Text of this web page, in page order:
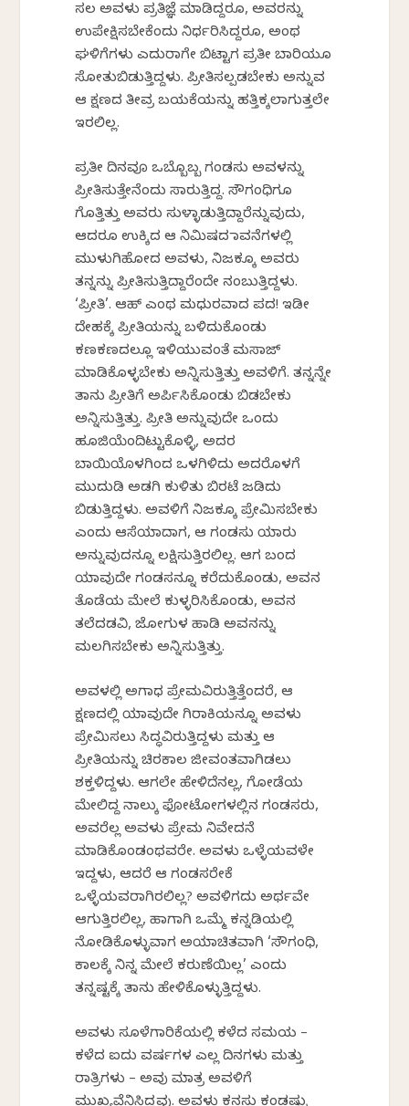
ಸಲ ಅವಳು ಪ್ರತಿಜ್ಞೆ ಮಾಡಿದ್ದರೂ, ಅವರನ್ನು
ಉಪೇಕ್ಷಿಸಬೇಕೆಂದು ನಿರ್ಧರಿಸಿದ್ದರೂ, ಅಂಥ
ಘಳಿಗೆಗಳು ಎದುರಾಗೇ ಬಿಟ್ಟಾಗ ಪ್ರತೀ ಬಾರಿಯೂ
ಸೋತುಬಿಡುತ್ತಿದ್ದಳು. ಪ್ರೀತಿಸಲ್ಪಡಬೇಕು ಅನ್ನುವ
ಆ ಕ್ಷಣದ ತೀವ್ರ ಬಯಕೆಯನ್ನು ಹತ್ತಿಕ್ಕಲಾಗುತ್ತಲೇ
ಇರಲಿಲ್ಲ.
ಪ್ರತೀ ದಿನವೂ ಒಬ್ಬೊಬ್ಬ ಗಂಡಸು ಅವಳನ್ನು
ಪ್ರೀತಿಸುತ್ತೇನೆಂದು ಸಾರುತ್ತಿದ್ದ. ಸೌಗಂಧಿಗೂ
ಗೊತ್ತಿತ್ತು ಅವರು ಸುಳ್ಳಾಡುತ್ತಿದ್ದಾರೆನ್ನುವುದು,
ಆದರೂ ಉಕ್ಕಿದ ಆ ನಿಮಿಷದ ಭಾವನೆಗಳಲ್ಲಿ
ಮುಳುಗಿಹೋದ ಅವಳು, ನಿಜಕ್ಕೂ ಅವರು
ತನ್ನನ್ನು ಪ್ರೀತಿಸುತ್ತಿದ್ದಾರೆಂದೇ ನಂಬುತ್ತಿದ್ದಳು.
‘ಪ್ರೀತಿ’. ಆಹ್ ಎಂಥ ಮಧುರವಾದ ಪದ! ಇಡೀ
ದೇಹಕ್ಕೆ ಪ್ರೀತಿಯನ್ನು ಬಳಿದುಕೊಂಡು
ಕಣಕಣದಲ್ಲೂ ಇಳಿಯುವಂತೆ ಮಸಾಜ್
ಮಾಡಿಕೊಳ್ಳಬೇಕು ಅನ್ನಿಸುತ್ತಿತ್ತು ಅವಳಿಗೆ. ತನ್ನನ್ನೇ
ತಾನು ಪ್ರೀತಿಗೆ ಅರ್ಪಿಸಿಕೊಂಡು ಬಿಡಬೇಕು
ಅನ್ನಿಸುತ್ತಿತ್ತು. ಪ್ರೀತಿ ಅನ್ನುವುದೇ ಒಂದು
ಹೂಜಿಯೆಂದಿಟ್ಟುಕೊಳ್ಳಿ, ಅದರ
ಬಾಯಿಯೊಳಗಿಂದ ಒಳಗಿಳಿದು ಅದರೊಳಗೆ
ಮುದುಡಿ ಅಡಗಿ ಕುಳಿತು ಬಿರಟೆ ಜಡಿದು
ಬಿಡುತ್ತಿದ್ದಳು. ಅವಳಿಗೆ ನಿಜಕ್ಕೂ ಪ್ರೇಮಿಸಬೇಕು
ಎಂದು ಆಸೆಯಾದಾಗ, ಆ ಗಂಡಸು ಯಾರು
ಅನ್ನುವುದನ್ನೂ ಲಕ್ಷಿಸುತ್ತಿರಲಿಲ್ಲ. ಆಗ ಬಂದ
ಯಾವುದೇ ಗಂಡಸನ್ನೂ ಕರೆದುಕೊಂಡು, ಅವನ
ತೊಡೆಯ ಮೇಲೆ ಕುಳ್ಳರಿಸಿಕೊಂಡು, ಅವನ
ತಲೆದಡವಿ, ಜೋಗುಳ ಹಾಡಿ ಅವನನ್ನು
ಮಲಗಿಸಬೇಕು ಅನ್ನಿಸುತ್ತಿತ್ತು.
ಅವಳಲ್ಲಿ ಅಗಾಧ ಪ್ರೇಮವಿರುತ್ತಿತ್ತೆಂದರೆ, ಆ
ಕ್ಷಣದಲ್ಲಿ ಯಾವುದೇ ಗಿರಾಕಿಯನ್ನೂ ಅವಳು
ಪ್ರೇಮಿಸಲು ಸಿದ್ಧವಿರುತ್ತಿದ್ದಳು ಮತ್ತು ಆ
ಪ್ರೀತಿಯನ್ನು ಚಿರಕಾಲ ಜೀವಂತವಾಗಿಡಲು
ಶಕ್ತಳಿದ್ದಳು. ಆಗಲೇ ಹೇಳಿದೆನಲ್ಲ, ಗೋಡೆಯ
ಮೇಲಿದ್ದ ನಾಲ್ಕು ಫೋಟೋಗಳಲ್ಲಿನ ಗಂಡಸರು,
ಅವರೆಲ್ಲ ಅವಳು ಪ್ರೇಮ ನಿವೇದನೆ
ಮಾಡಿಕೊಂಡಂಥವರೇ. ಅವಳು ಒಳ್ಳೆಯವಳೇ
ಇದ್ದಳು, ಆದರೆ ಆ ಗಂಡಸರೇಕೆ
ಒಳ್ಳೆಯವರಾಗಿರಲಿಲ್ಲ? ಅವಳಿಗದು ಅರ್ಥವೇ
ಆಗುತ್ತಿರಲಿಲ್ಲ, ಹಾಗಾಗಿ ಒಮ್ಮೆ ಕನ್ನಡಿಯಲ್ಲಿ
ನೋಡಿಕೊಳ್ಳುವಾಗ ಅಯಾಚಿತವಾಗಿ ‘ಸೌಗಂಧಿ,
ಕಾಲಕ್ಕೆ ನಿನ್ನ ಮೇಲೆ ಕರುಣೆಯಿಲ್ಲ’ ಎಂದು
ತನ್ನಷ್ಟಕ್ಕೆ ತಾನು ಹೇಳಿಕೊಳ್ಳುತ್ತಿದ್ದಳು.
ಅವಳು ಸೂಳೆಗಾರಿಕೆಯಲ್ಲಿ ಕಳೆದ ಸಮಯ –
ಕಳೆದ ಐದು ವರ್ಷಗಳ ಎಲ್ಲ ದಿನಗಳು ಮತ್ತು
ರಾತ್ರಿಗಳು – ಅವು ಮಾತ್ರ ಅವಳಿಗೆ